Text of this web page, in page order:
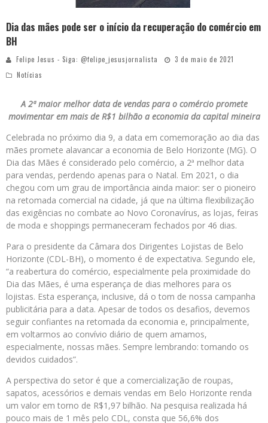
Dia das mães pode ser o início da recuperação do comércio em
BH
Felipe Jesus - Siga: @felipe_jesusjornalista
3 de maio de 2021
Notícias
A 2ª maior melhor data de vendas para o comércio promete
movimentar em mais de R$1 bilhão a economia da capital mineira
Celebrada no próximo dia 9, a data em comemoração ao dia das
mães promete alavancar a economia de Belo Horizonte (MG). O
Dia das Mães é considerado pelo comércio, a 2ª melhor data
para vendas, perdendo apenas para o Natal. Em 2021, o dia
chegou com um grau de importância ainda maior: ser o pioneiro
na retomada comercial na cidade, já que na última flexibilização
das exigências no combate ao Novo Coronavírus, as lojas, feiras
de moda e shoppings permaneceram fechados por 46 dias.
Para o presidente da Câmara dos Dirigentes Lojistas de Belo
Horizonte (CDL-BH), o momento é de expectativa. Segundo ele,
“a reabertura do comércio, especialmente pela proximidade do
Dia das Mães, é uma esperança de dias melhores para os
lojistas. Esta esperança, inclusive, dá o tom de nossa campanha
publicitária para a data. Apesar de todos os desafios, devemos
seguir confiantes na retomada da economia e, principalmente,
em voltarmos ao convívio diário de quem amamos,
especialmente, nossas mães. Sempre lembrando: tomando os
devidos cuidados”.
A perspectiva do setor é que a comercialização de roupas,
sapatos, acessórios e demais vendas em Belo Horizonte renda
um valor em torno de R$1,97 bilhão. Na pesquisa realizada há
pouco mais de 1 mês pelo CDL, consta que 56,6% dos